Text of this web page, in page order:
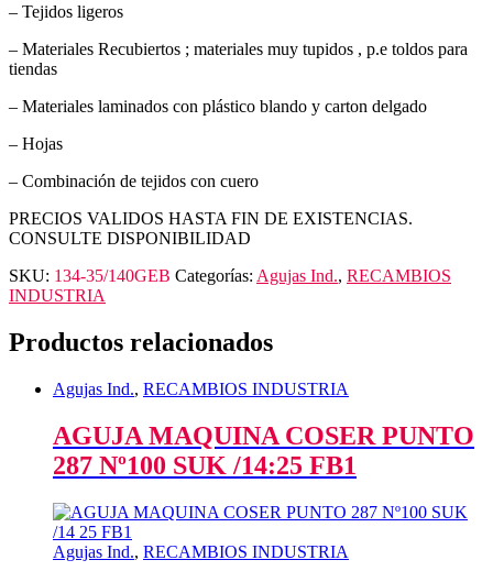
– Tejidos ligeros
– Materiales Recubiertos ; materiales muy tupidos , p.e toldos para
tiendas
– Materiales laminados con plástico blando y carton delgado
– Hojas
– Combinación de tejidos con cuero
PRECIOS VALIDOS HASTA FIN DE EXISTENCIAS.
CONSULTE DISPONIBILIDAD
SKU: 134-35/140GEB Categorías: Agujas Ind., RECAMBIOS
INDUSTRIA
Productos relacionados
Agujas Ind., RECAMBIOS INDUSTRIA
AGUJA MAQUINA COSER PUNTO
287 Nº100 SUK /14:25 FB1
Agujas Ind., RECAMBIOS INDUSTRIA